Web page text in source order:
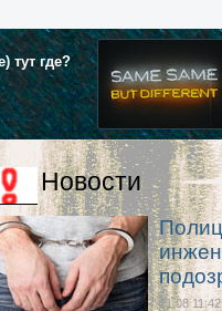
тут где?
Новости
21.08 11:42